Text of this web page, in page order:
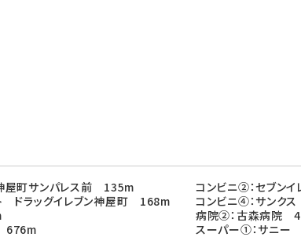
屋町サンパレス前 135m
コンビニ②：セブン
ドラッグイレブン神屋町 168m
コンビニ④：サン
病院②：古森病院
676m
スーパー①：サニ